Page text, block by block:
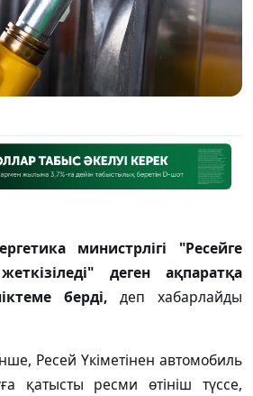
министрлігі "Ресейге
деген ақпаратқа
берді, деп хабарлайды
Ресей Үкіметінен автомобиль
қатысты ресми өтініш түссе,